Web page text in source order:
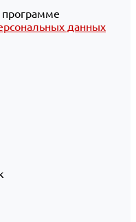
программе
данных